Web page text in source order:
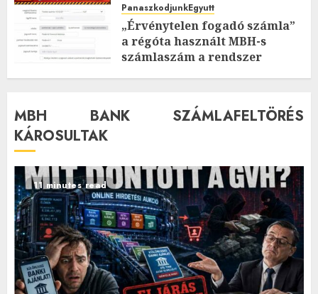
PanaszkodjunkEgyutt
„Érvénytelen fogadó számla”
a régóta használt MBH-s
számlaszám a rendszer
2026.FEBRUÁR.12. CSÜTÖRTÖK.
MBH BANK SZÁMLAFELTÖRÉS
KÁROSULTAK
11 minutes read